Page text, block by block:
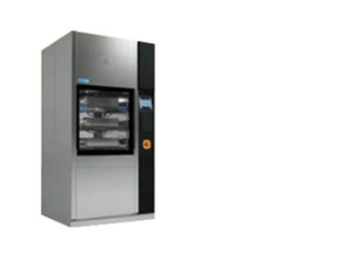
AMSCO ® 7053 Hp
Dezenfektör